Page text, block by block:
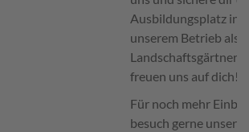
Ausbildungsplatz in
unserem Betrieb als
Landschaftsgärtner/
freuen uns auf dich!
Für noch mehr
besuch gerne unser